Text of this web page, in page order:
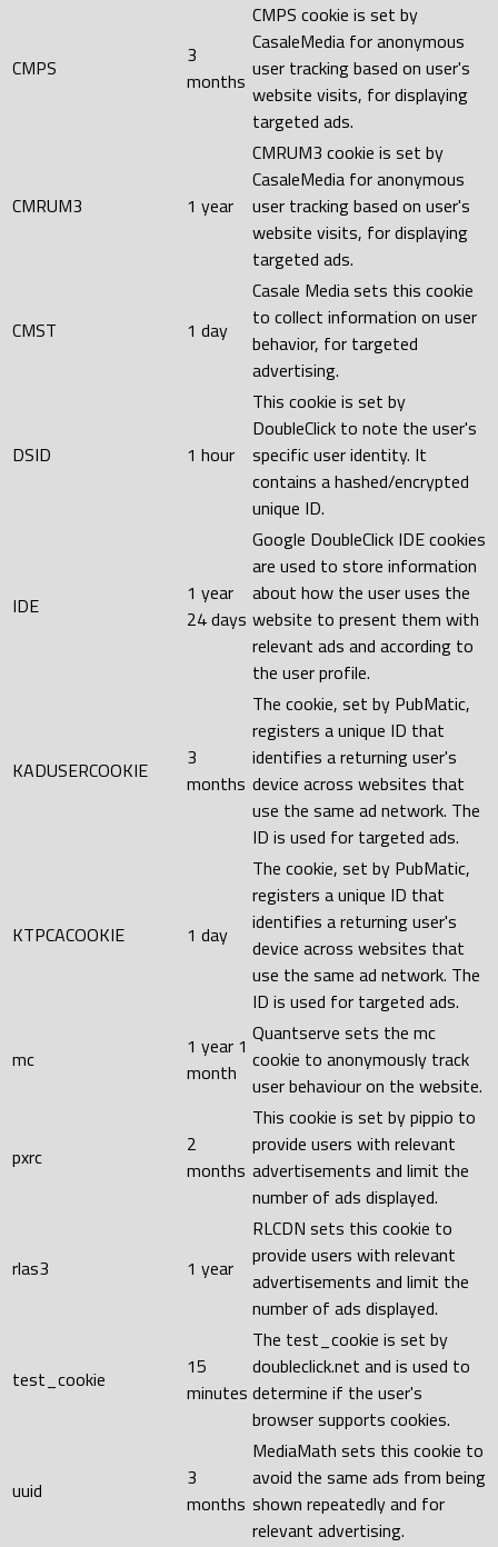
CMPS
3
months
CMPS cookie is set by
CasaleMedia for anonymous
user tracking based on user's
website visits, for displaying
targeted ads.
CMRUM3 1 year
CMRUM3 cookie is set by
CasaleMedia for anonymous
user tracking based on user's
website visits, for displaying
targeted ads.
CMST 1 day
Casale Media sets this cookie
to collect information on user
behavior, for targeted
advertising.
DSID 1 hour
This cookie is set by
DoubleClick to note the user's
specific user identity. It
contains a hashed/encrypted
unique ID.
IDE
1 year
24 days
Google DoubleClick IDE cookies
are used to store information
about how the user uses the
website to present them with
relevant ads and according to
the user profile.
KADUSERCOOKIE
3
months
The cookie, set by PubMatic,
registers a unique ID that
identifies a returning user's
device across websites that
use the same ad network. The
ID is used for targeted ads.
KTPCACOOKIE 1 day
The cookie, set by PubMatic,
registers a unique ID that
identifies a returning user's
device across websites that
use the same ad network. The
ID is used for targeted ads.
mc
1 year 1
month
Quantserve sets the mc
cookie to anonymously track
user behaviour on the website.
pxrc
2
months
This cookie is set by pippio to
provide users with relevant
advertisements and limit the
number of ads displayed.
rlas3 1 year
RLCDN sets this cookie to
provide users with relevant
advertisements and limit the
number of ads displayed.
test_cookie
15
minutes
The test_cookie is set by
doubleclick.net and is used to
determine if the user's
browser supports cookies.
uuid
3
months
MediaMath sets this cookie to
avoid the same ads from being
shown repeatedly and for
relevant advertising.